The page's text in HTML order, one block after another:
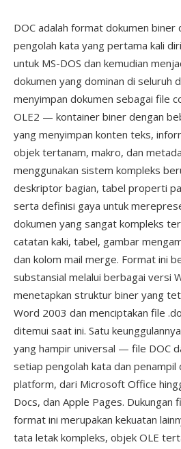
DOC adalah format dokumen biner
pengolah kata yang pertama kali
untuk MS-DOS dan kemudian
dokumen yang dominan di seluruh
menyimpan dokumen sebagai file
OLE2 — kontainer biner dengan
yang menyimpan konten teks,
objek tertanam, makro, dan
menggunakan sistem kompleks
deskriptor bagian, tabel properti
serta definisi gaya untuk
dokumen yang sangat kompleks
catatan kaki, tabel, gambar
dan kolom mail merge. Format ini
substansial melalui berbagai versi
menetapkan struktur biner yang
Word 2003 dan menciptakan file
ditemui saat ini. Satu
yang hampir universal — file DOC
setiap pengolah kata dan penampil
platform, dari Microsoft Office
Docs, dan Apple Pages. Dukungan
format ini merupakan kekuatan
tata letak kompleks, objek OLE